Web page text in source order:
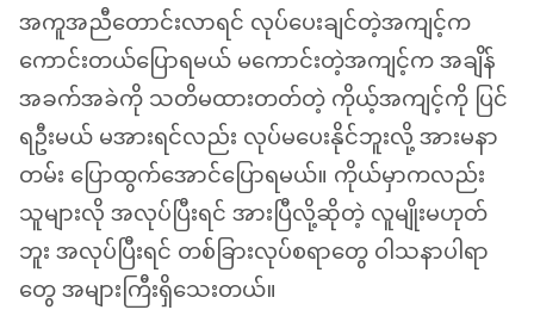
အကူအညီတောင်းလာရင် လုပ်ပေးချင်တဲ့အကျင့်က
ကောင်းတယ်ပြောရမယ် မကောင်းတဲ့အကျင့်က အချိန်
အခက်အခဲကို သတိမထားတတ်တဲ့ ကိုယ့်အကျင့်ကို ပြင်
ရဦးမယ် မအားရင်လည်း လုပ်မပေးနိုင်ဘူးလို့ အားမနာ
တမ်း ပြောထွက်အောင်ပြောရမယ်။ ကိုယ်မှာကလည်း
သူများလို အလုပ်ပြီးရင် အားပြီလို့ဆိုတဲ့ လူမျိုးမဟုတ်
ဘူး အလုပ်ပြီးရင် တစ်ခြားလုပ်စရာတွေ ဝါသနာပါရာ
တွေ အများကြီးရှိသေးတယ်။